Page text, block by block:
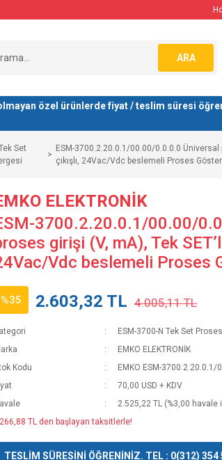
ARA
özel ürünlerde fiyat / teslim süresi
Set
ESM-3700.2.20.0.1/00.00/0.0.0.0 Üniversal
çıkışlı, 24Vac/Vdc beslemeli Proses
ELEKTRONİK
3700.2.20.0.1/00.00/
girişi (V, mA), Tek
Vdc beslemeli Proses
%35 2.603,32 TL 4.005,11 TL
ESM-3700-N Tek Set
EMKO ELEKTRONİK
Kodu
EMKO ESM-3700.2.20.0.1/
70,00 USD + KDV
2.525,22 TL (%3,00 havale
TL den başlayan taksitlerle!
TESLİM SÜRESİNİ ÖĞRENİNİZ. TEL : 0(312) 354